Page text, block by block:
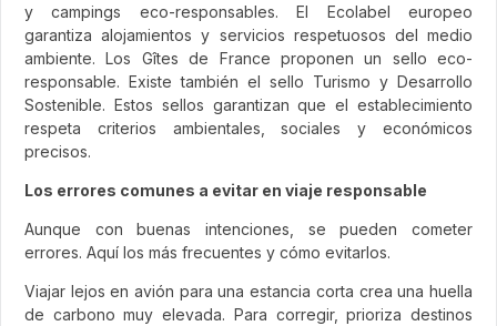
y campings eco-responsables. El Ecolabel europeo
garantiza alojamientos y servicios respetuosos del medio
ambiente. Los Gîtes de France proponen un sello eco-
responsable. Existe también el sello Turismo y Desarrollo
Sostenible. Estos sellos garantizan que el establecimiento
respeta criterios ambientales, sociales y económicos
precisos.
Los errores comunes a evitar en viaje responsable
Aunque con buenas intenciones, se pueden cometer
errores. Aquí los más frecuentes y cómo evitarlos.
Viajar lejos en avión para una estancia corta crea una huella
de carbono muy elevada. Para corregir, prioriza destinos